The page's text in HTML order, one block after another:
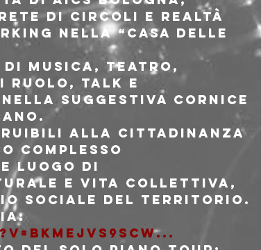
di circoli e realtà
nella “Casa delle
di musica, teatro,
ruolo, talk e
suggestiva cornice
fruibili alla cittadinanza
Complesso
luogo di
e vita collettiva,
sociale del territorio.